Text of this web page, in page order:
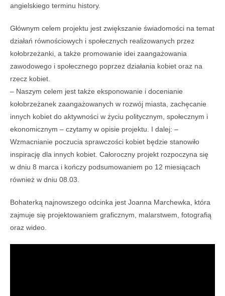
angielskiego terminu history.
Głównym celem projektu jest zwiększanie świadomości na temat
działań równościowych i społecznych realizowanych przez
kołobrzeżanki, a także promowanie idei zaangażowania
zawodowego i społecznego poprzez działania kobiet oraz na
rzecz kobiet.
– Naszym celem jest także eksponowanie i docenianie
kołobrzeżanek zaangażowanych w rozwój miasta, zachęcanie
innych kobiet do aktywności w życiu politycznym, społecznym i
ekonomicznym – czytamy w opisie projektu. I dalej: –
Wzmacnianie poczucia sprawczości kobiet będzie stanowiło
inspirację dla innych kobiet. Całoroczny projekt rozpoczyna się
w dniu 8 marca i kończy podsumowaniem po 12 miesiącach
również w dniu 08.03.
Bohaterką najnowszego odcinka jest Joanna Marchewka, która
zajmuje się projektowaniem graficznym, malarstwem, fotografią
oraz wideo.